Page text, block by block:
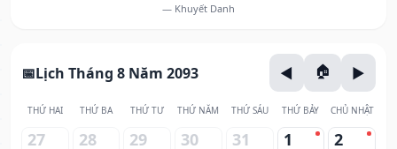
— Khuyết Danh
Lịch Tháng 8 Năm 2093
THỨ HAI THỨ BA THỨ TƯ THỨ NĂM THỨ SÁU THỨ BẢY CHỦ NHẬT
27 28 29 30 31 1 2